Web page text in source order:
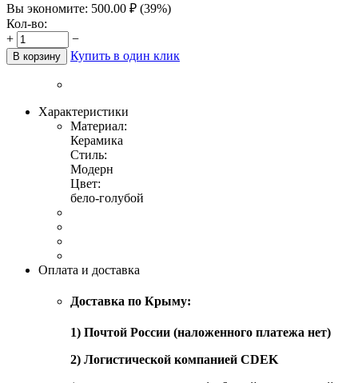
Вы экономите: 500.00 ₽ (39%)
Кол-во:
+
−
В корзину Купить в один клик
Характеристики
Материал:
Керамика
Стиль:
Модерн
Цвет:
бело-голубой
Оплата и доставка
Доставка по Крыму:
1) Почтой России (наложенного платежа нет)
2) Логистической компанией CDEK